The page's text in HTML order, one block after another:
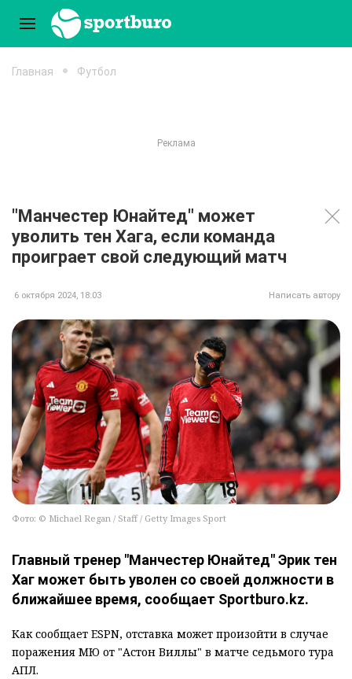
Главная Футбол
"Манчестер Юнайтед" может
уволить тен Хага, если команда
проиграет свой следующий матч
6 октября 2024, 18:03 Написать автору
Фото: © Michael Regan / Staff / Getty Images Sport
Главный тренер "Манчестер Юнайтед" Эрик тен
Хаг может быть уволен со своей должности в
ближайшее время, сообщает Sportburo.kz.
Как сообщает ESPN, отставка может произойти в случае
поражения МЮ от "Астон Виллы" в матче седьмого тура
АПЛ.